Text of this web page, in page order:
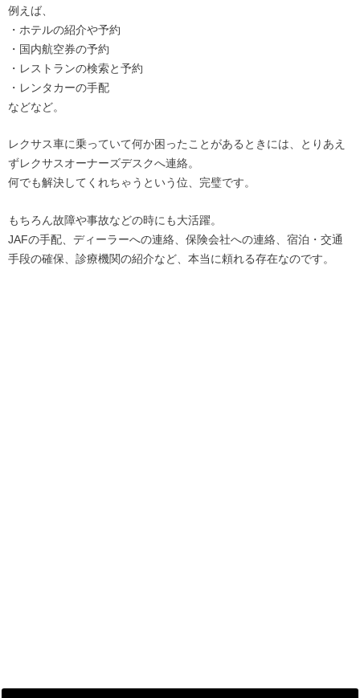
例えば、
・ホテルの紹介や予約
・国内航空券の予約
・レストランの検索と予約
・レンタカーの手配
などなど。
レクサス車に乗っていて何か困ったことがあるときには、とりあえ
ずレクサスオーナーズデスクへ連絡。
何でも解決してくれちゃうという位、完璧です。
もちろん故障や事故などの時にも大活躍。
JAFの手配、ディーラーへの連絡、保険会社への連絡、宿泊・交通
手段の確保、診療機関の紹介など、本当に頼れる存在なのです。